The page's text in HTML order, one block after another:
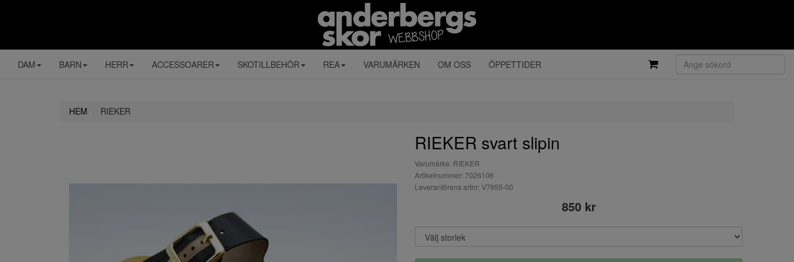
DAM BARN HERR ACCESSOARER SKOTILLBEHÖR REA VARUMÄRKEN OM OSS ÖPPETTIDER
HEM RIEKER
RIEKER svart slipin
Varumärke: RIEKER
Artikelnummer: 7026106
Leverantörens artnr: V7955-00
850 kr